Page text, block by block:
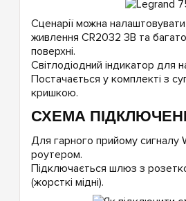
Сценарії можна
живлення CR2032 3В та
поверхні.
Світлодіодний індикатор для
Постачається у комплекті з
кришкою.
СХЕМА
Для гарного прийому сигналу
роутером.
Підключається шлюз з
(жорсткі мідні).